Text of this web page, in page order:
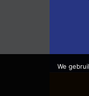
We